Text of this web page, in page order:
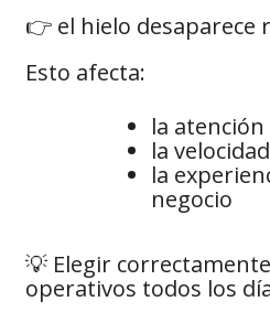
👉 el hielo desaparece
Esto afecta:
la
la
la
negocio
💡 Elegir
operativos todos los